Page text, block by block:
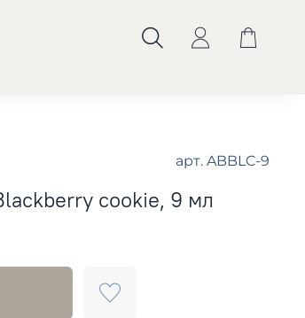
арт. ABBLC-9
cookie, 9 мл